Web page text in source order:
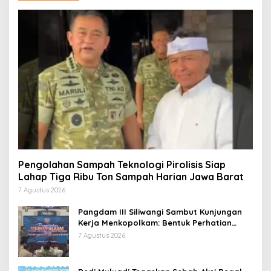
Pengolahan Sampah Teknologi Pirolisis Siap
Lahap Tiga Ribu Ton Sampah Harian Jawa Barat
7 Agustus 2026
Pangdam III Siliwangi Sambut Kunjungan
Kerja Menkopolkam: Bentuk Perhatian
Pemerintah
7 Agustus 2026